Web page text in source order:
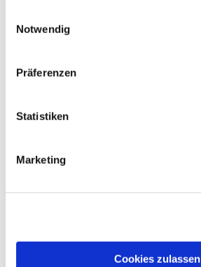
Notwendig
Präferenzen
Statistiken
Marketing
Cookies zulassen